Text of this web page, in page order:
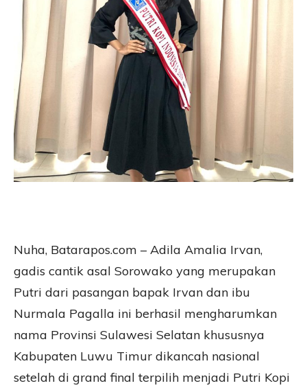
Nuha, Batarapos.com – Adila Amalia Irvan,
gadis cantik asal Sorowako yang merupakan
Putri dari pasangan bapak Irvan dan ibu
Nurmala Pagalla ini berhasil mengharumkan
nama Provinsi Sulawesi Selatan khususnya
Kabupaten Luwu Timur dikancah nasional
setelah di grand final terpilih menjadi Putri Kopi